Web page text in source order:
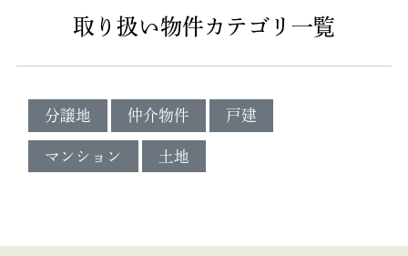
取り扱い物件カテゴリ一覧
分譲地 仲介物件 戸建
マンション 土地